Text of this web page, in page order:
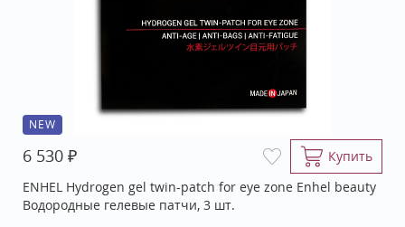
NEW
6 530 ₽
Купить
ENHEL Hydrogen gel twin-patch for eye zone Enhel beauty
Водородные гелевые патчи, 3 шт.